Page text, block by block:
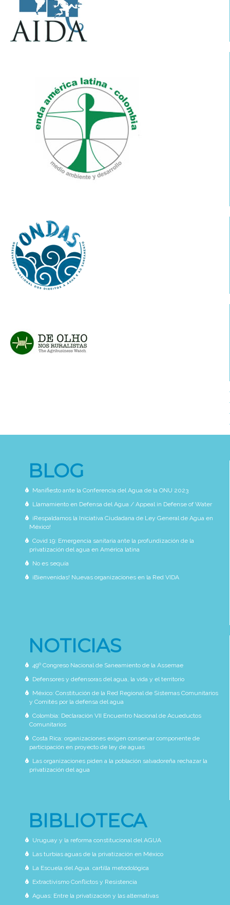
BLOG
Manifiesto ante la Conferencia del Agua de la ONU 2023
Llamamiento en Defensa del Agua / Appeal in Defense of Water
¡Respaldamos la Iniciativa Ciudadana de Ley General de Agua en
México!
Covid 19: Emergencia sanitaria ante la profundización de la
privatización del agua en América latina
No es sequía
¡Bienvenidas! Nuevas organizaciones en la Red VIDA
NOTICIAS
49º Congreso Nacional de Saneamiento de la Assemae
Defensores y defensoras del agua, la vida y el territorio
México: Constitución de la Red Regional de Sistemas Comunitarios
y Comités por la defensa del agua
Colombia: Declaración VII Encuentro Nacional de Acueductos
Comunitarios
Costa Rica: organizaciones exigen conservar componente de
participación en proyecto de ley de aguas
Las organizaciones piden a la población salvadoreña rechazar la
privatización del agua
BIBLIOTECA
Uruguay y la reforma constitucional del AGUA
Las turbias aguas de la privatización en México
La Escuela del Agua. cartilla metodológica
Extractivismo Conflictos y Resistencia
Aguas: Entre la privatización y las alternativas